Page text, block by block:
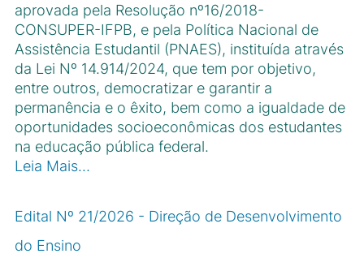
aprovada pela Resolução nº16/2018-
CONSUPER-IFPB, e pela Política Nacional de
Assistência Estudantil (PNAES), instituída através
da Lei Nº 14.914/2024, que tem por objetivo,
entre outros, democratizar e garantir a
permanência e o êxito, bem como a igualdade de
oportunidades socioeconômicas dos estudantes
na educação pública federal.
Leia Mais…
Edital Nº 21/2026 - Direção de Desenvolvimento
do Ensino